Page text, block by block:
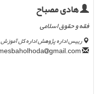
هادی مصباح
فقه و حقوق اسلامی
رییس اداره پژوهش اداره کل آموزش
gmail.com